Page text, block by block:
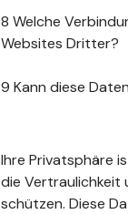
8 Welche
Websites Dritter?
9 Kann diese
Ihre Privatsphäre
die Vertraulichkeit
schützen. Diese